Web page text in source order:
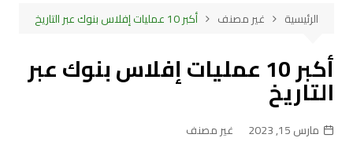
الرئيسية غير مصنف أكبر 10 عمليات إفلاس بنوك عبر التاريخ
أكبر 10 عمليات إفلاس بنوك عبر
التاريخ
مارس 15, 2023 غير مصنف